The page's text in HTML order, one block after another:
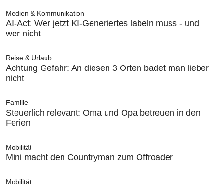
Medien & Kommunikation
AI-Act: Wer jetzt KI-Generiertes labeln muss - und
wer nicht
Reise & Urlaub
Achtung Gefahr: An diesen 3 Orten badet man lieber
nicht
Familie
Steuerlich relevant: Oma und Opa betreuen in den
Ferien
Mobilität
Mini macht den Countryman zum Offroader
Mobilität